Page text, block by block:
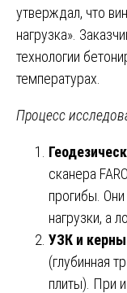
утверждал, что
нагрузка».
технологии
температурах.
Процесс
сканера
прогибы.
нагрузки, а
УЗК и
(глубинная
плиты). При